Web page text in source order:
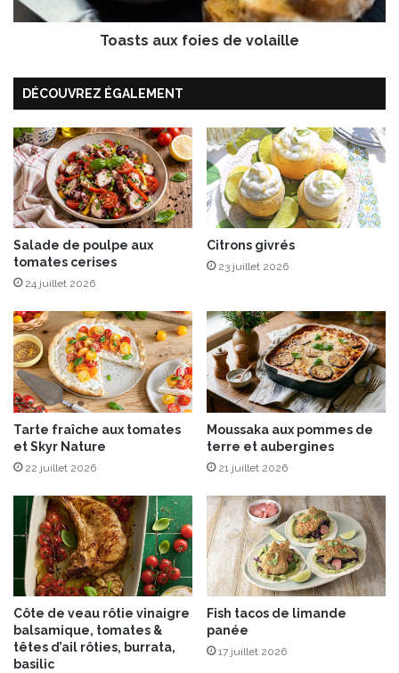
e
o
x
i
d
e
v
o
l
a
i
l
l
Toasts aux foies de volaille
DÉCOUVREZ ÉGALEMENT
Salade de poulpe aux
tomates cerises
24 juillet 2026
Citrons givrés
23 juillet 2026
Tarte fraîche aux tomates
et Skyr Nature
22 juillet 2026
Moussaka aux pommes de
terre et aubergines
21 juillet 2026
Côte de veau rôtie vinaigre
balsamique, tomates &
têtes d’ail rôties, burrata,
basilic
Fish tacos de limande
panée
17 juillet 2026